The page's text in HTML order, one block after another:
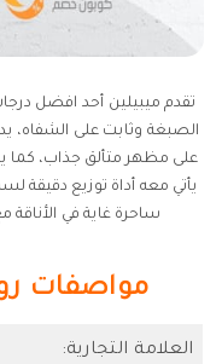
تقدم ميبيلين أحد افضل
على مظهر متألق جذاب، كما
يأتي معه أداة توزيع دقيقة
ساحرة غاية في الأناقة مع
مواصفات روج
العلامة التجارية: